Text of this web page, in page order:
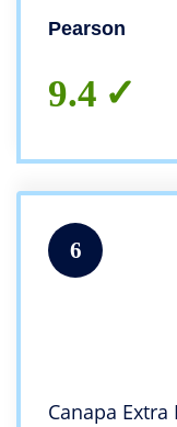
Pearson
9.4
6
Canapa